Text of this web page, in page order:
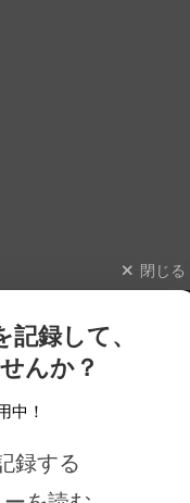
閉じる
録して、
んか？
中！
録する